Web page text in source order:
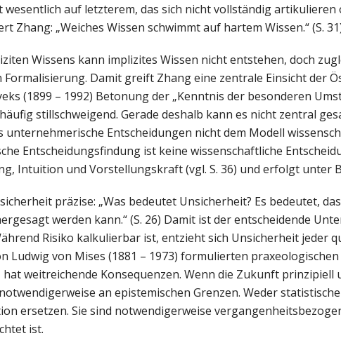
auf letzterem, das sich nicht vollständig artikulieren
Zhang: „Weiches Wissen schwimmt auf hartem Wissen.“ (S.
Wissens kann implizites Wissen nicht entstehen, doch
Damit greift Zhang eine zentrale Einsicht der
(1899 – 1992) Betonung der „Kenntnis der besonderen
stillschweigend. Gerade deshalb kann es nicht zentral
unternehmerische Entscheidungen nicht dem Modell
Entscheidungsfindung ist keine wissenschaftliche
Intuition und Vorstellungskraft (vgl. S. 36) und erfolgt unter
präzise: „Was bedeutet Unsicherheit? Es bedeutet,
werden kann.“ (S. 26) Damit ist der entscheidende
Risiko kalkulierbar ist, entzieht sich Unsicherheit jeder
Ludwig von Mises (1881 – 1973) formulierten
weitreichende Konsequenzen. Wenn die Zukunft
an epistemischen Grenzen. Weder
ersetzen. Sie sind notwendigerweise
ist.